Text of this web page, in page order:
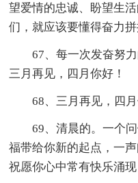
望爱情的忠诚、盼望生
们，就应该要懂得奋力
67、每一次发奋努力
三月再见，四月你好！
68、三月再见，四月
69、清晨的。一个问
福带给你新的起点，一
祝愿你心中常有快乐涌